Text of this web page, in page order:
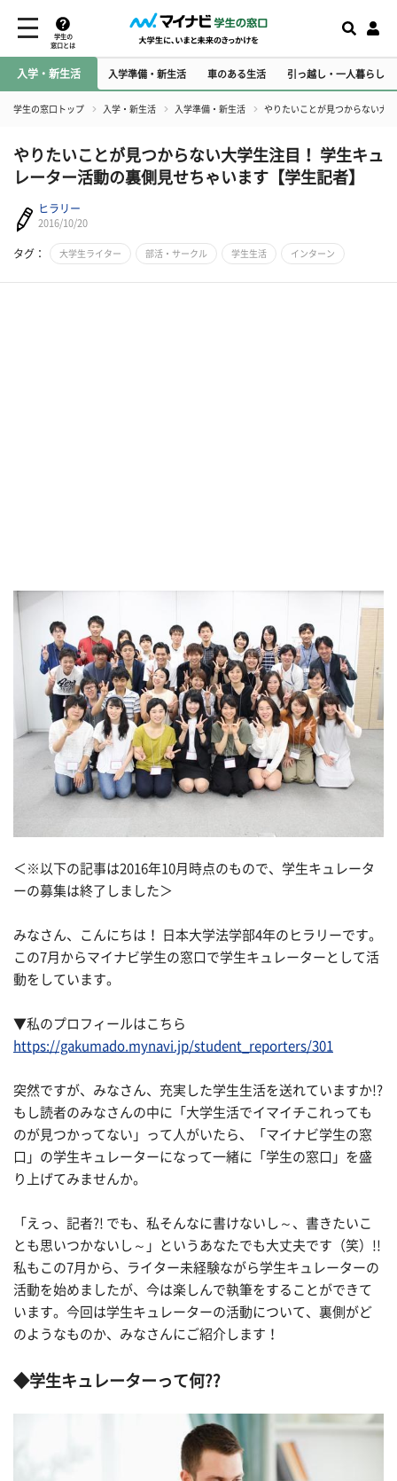
学生の
窓口とは
入学・新生活 入学準備・新生活 車のある生活 引っ越し・一人暮らし
学生の窓口トップ 入学・新生活 入学準備・新生活 やりたいことが見つからない大
やりたいことが見つからない大学生注目！ 学生キュ
レーター活動の裏側見せちゃいます【学生記者】
ヒラリー
2016/10/20
タグ： 大学生ライター 部活・サークル 学生生活 インターン
＜※以下の記事は2016年10月時点のもので、学生キュレータ
ーの募集は終了しました＞
みなさん、こんにちは！ 日本大学法学部4年のヒラリーです。
この7月からマイナビ学生の窓口で学生キュレーターとして活
動をしています。
▼私のプロフィールはこちら
https://gakumado.mynavi.jp/student_reporters/301
突然ですが、みなさん、充実した学生生活を送れていますか!?
もし読者のみなさんの中に「大学生活でイマイチこれっても
のが見つかってない」って人がいたら、「マイナビ学生の窓
口」の学生キュレーターになって一緒に「学生の窓口」を盛
り上げてみませんか。
「えっ、記者?! でも、私そんなに書けないし～、書きたいこ
とも思いつかないし～」というあなたでも大丈夫です（笑）!!
私もこの7月から、ライター未経験ながら学生キュレーターの
活動を始めましたが、今は楽しんで執筆をすることができて
います。今回は学生キュレーターの活動について、裏側がど
のようなものか、みなさんにご紹介します！
◆学生キュレーターって何??